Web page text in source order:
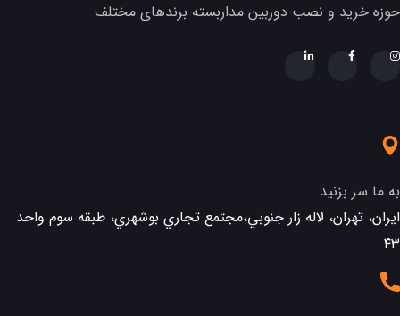
حوزه خرید و نصب دوربین مداربسته برندهای مختلف
به ما سر بزنید
ایران، تهران، لاله زار جنوبي،مجتمع تجاري بوشهري، طبقه سوم واحد
٤٣